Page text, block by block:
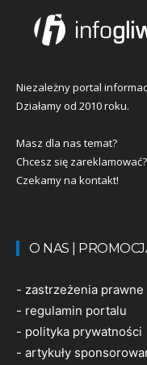
Niezależny portal
Działamy od 2010 roku.
Masz dla nas temat?
Chcesz się zareklamować?
Czekamy na kontakt!
O NAS |
- zastrzeżenia prawne
- regulamin portalu
- polityka prywatności
- artykuły